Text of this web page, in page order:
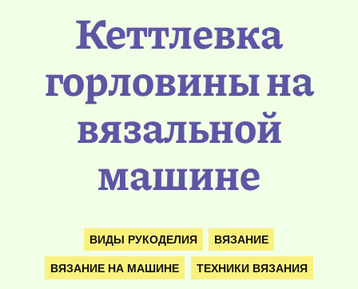
Кеттлевка
горловины на
вязальной
машине
ВИДЫ РУКОДЕЛИЯ ВЯЗАНИЕ
ВЯЗАНИЕ НА МАШИНЕ ТЕХНИКИ ВЯЗАНИЯ